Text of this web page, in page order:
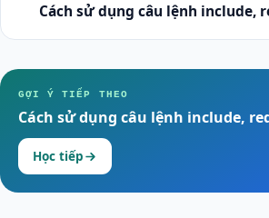
Cách sử dụng câu lệnh include,
GỢI Ý TIẾP THEO
Cách sử dụng câu lệnh include,
Học tiếp